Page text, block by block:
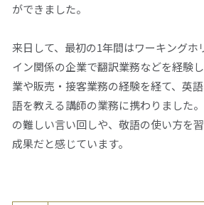
ができました。
来日して、最初の1年間はワーキングホ
イン関係の企業で翻訳業務などを経験
業や販売・接客業務の経験を経て、英
語を教える講師の業務に携わりました
の難しい言い回しや、敬語の使い方を
成果だと感じています。